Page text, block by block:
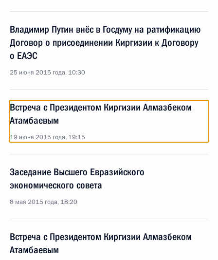
Владимир Путин внёс в Госдуму на ратификацию
Договор о присоединении Киргизии к Договору
о ЕАЭС
25 июня 2015 года, 10:30
Встреча с Президентом Киргизии Алмазбеком
Атамбаевым
19 июня 2015 года, 19:15
Заседание Высшего Евразийского
экономического совета
8 мая 2015 года, 18:20
Встреча с Президентом Киргизии Алмазбеком
Атамбаевым